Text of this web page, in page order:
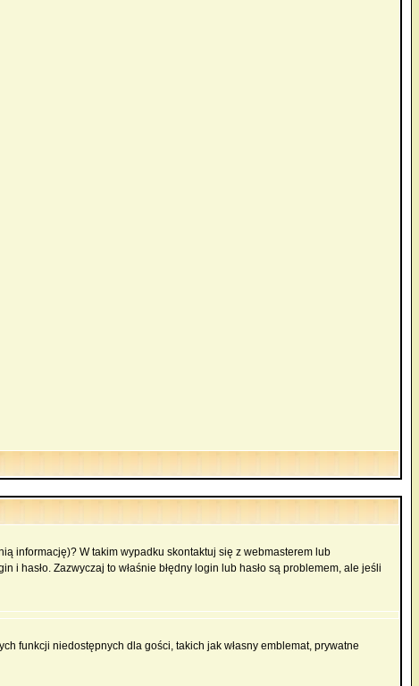
informację)? W takim wypadku skontaktuj się z webmasterem lub
hasło. Zazwyczaj to właśnie błędny login lub hasło są problemem, ale jeśli
funkcji niedostępnych dla gości, takich jak własny emblemat, prywatne